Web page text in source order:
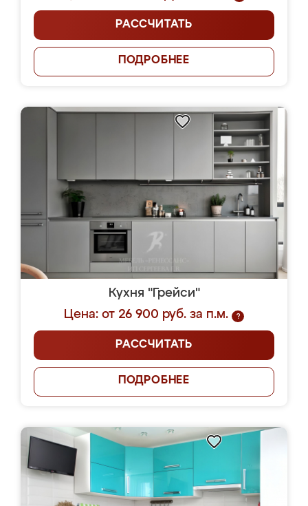
РАССЧИТАТЬ
ПОДРОБНЕЕ
Кухня "Грейси"
Цена: от 26 900 руб. за п.м.
?
РАССЧИТАТЬ
ПОДРОБНЕЕ